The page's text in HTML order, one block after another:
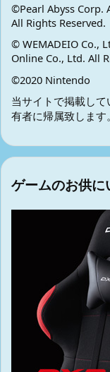
©Pearl Abyss Corp.
All Rights Reserved.
© WEMADEIO Co.,
Online Co., Ltd. All
©2020 Nintendo
当サイトで掲載し
有者に帰属致します。
ゲームのお供に